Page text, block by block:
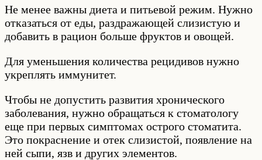
Не менее важны диета и питьевой режим. Нужно
отказаться от еды, раздражающей слизистую и
добавить в рацион больше фруктов и овощей.
Для уменьшения количества рецидивов нужно
укреплять иммунитет.
Чтобы не допустить развития хронического
заболевания, нужно обращаться к стоматологу
еще при первых симптомах острого стоматита.
Это покраснение и отек слизистой, появление на
ней сыпи, язв и других элементов.